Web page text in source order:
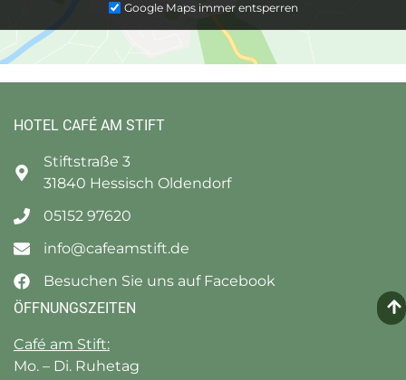
Google Maps immer entsperren
HOTEL CAFÉ AM STIFT
Stiftstraße 3
31840 Hessisch Oldendorf
05152 97620
info@cafeamstift.de
Besuchen Sie uns auf Facebook
ÖFFNUNGSZEITEN
Café am Stift:
Mo. – Di. Ruhetag